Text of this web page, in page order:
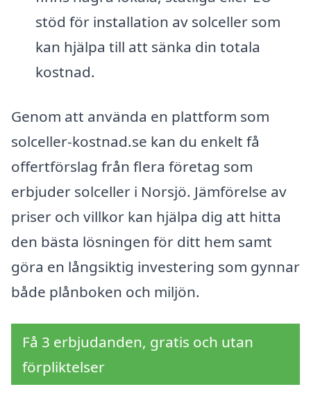
stöd för installation av solceller som
kan hjälpa till att sänka din totala
kostnad.
Genom att använda en plattform som
solceller-kostnad.se kan du enkelt få
offertförslag från flera företag som
erbjuder solceller i Norsjö. Jämförelse av
priser och villkor kan hjälpa dig att hitta
den bästa lösningen för ditt hem samt
göra en långsiktig investering som gynnar
både plånboken och miljön.
Få 3 erbjudanden, gratis och utan
förpliktelser